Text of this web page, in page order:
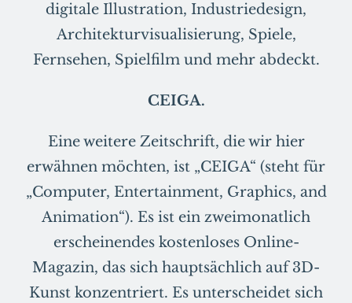
digitale Illustration, Industriedesign,
Architekturvisualisierung, Spiele,
Fernsehen, Spielfilm und mehr abdeckt.
CEIGA.
Eine weitere Zeitschrift, die wir hier
erwähnen möchten, ist „CEIGA“ (steht für
„Computer, Entertainment, Graphics, and
Animation“). Es ist ein zweimonatlich
erscheinendes kostenloses Online-
Magazin, das sich hauptsächlich auf 3D-
Kunst konzentriert. Es unterscheidet sich